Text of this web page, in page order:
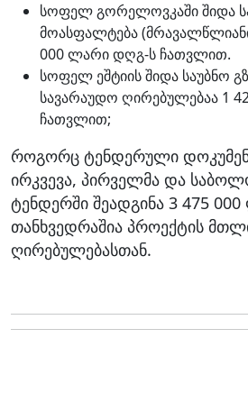
სოფელ გორელოვკაში შიდა
მოასფალტება
000 ლარი დღგ-ს ჩათვლით.
სოფელ ეშტიის შიდა საუბნო
სავარაუდო ღირებულებაა 1
ჩათვლით;
როგორც ტენდერული
ირკვევა, პირველმა და
ტენდერში შეადგინა 3 475
თანხვედრაშია პროექტის
ღირებულებასთან.